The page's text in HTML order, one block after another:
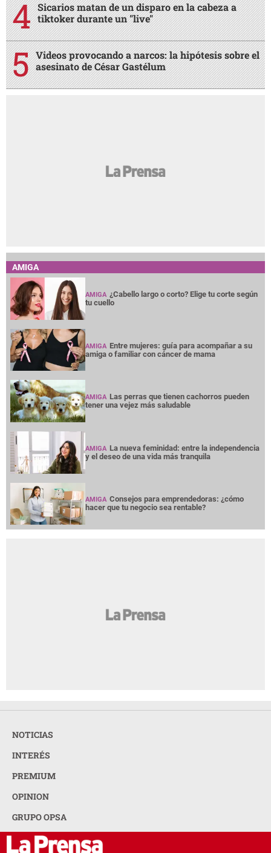
Sicarios matan de un disparo en la cabeza a
tiktoker durante un "live"
Videos provocando a narcos: la hipótesis sobre el
asesinato de César Gastélum
AMIGA
AMIGA ¿Cabello largo o corto? Elige tu corte según
tu cuello
AMIGA Entre mujeres: guía para acompañar a su
amiga o familiar con cáncer de mama
AMIGA Las perras que tienen cachorros pueden
tener una vejez más saludable
AMIGA La nueva feminidad: entre la independencia
y el deseo de una vida más tranquila
AMIGA Consejos para emprendedoras: ¿cómo
hacer que tu negocio sea rentable?
NOTICIAS
INTERÉS
PREMIUM
OPINION
GRUPO OPSA